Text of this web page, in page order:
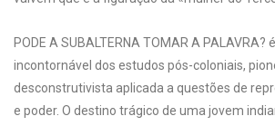
PODE A SUBALTERNA TOMAR A PALAVRA?
incontornável dos estudos pós-coloniais,
desconstrutivista aplicada a questões de
e poder. O destino trágico de uma jovem